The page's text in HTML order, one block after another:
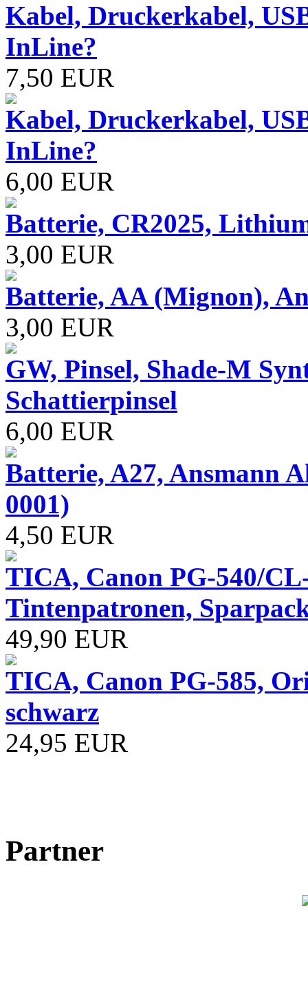
Kabel, Druckerkabel,
InLine?
7,50 EUR
Kabel, Druckerkabel,
InLine?
6,00 EUR
Batterie, CR2025,
3,00 EUR
Batterie, AA (Mignon),
3,00 EUR
GW, Pinsel, Shade-M
Schattierpinsel
6,00 EUR
Batterie, A27, Ansmann
0001)
4,50 EUR
TICA, Canon PG-540/
Tintenpatronen,
49,90 EUR
TICA, Canon PG-585,
schwarz
24,95 EUR
Partner